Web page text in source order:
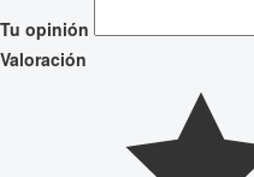
Tu opinión
Valoración